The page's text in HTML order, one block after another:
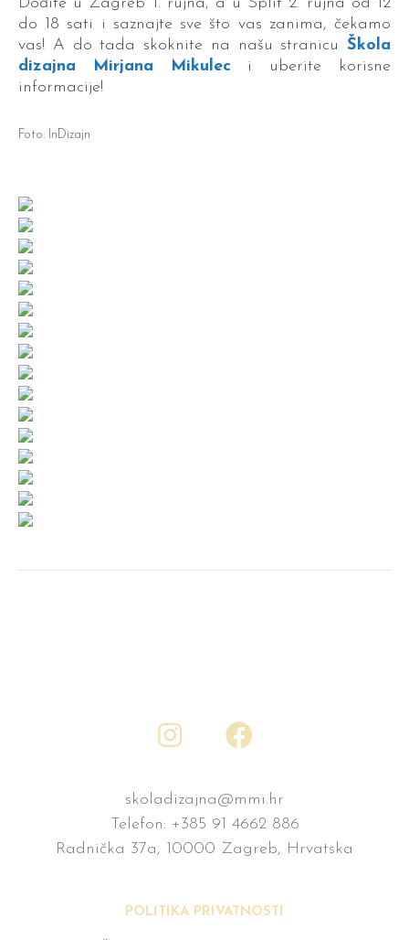
do 18 sati i saznajte sve što vas zanima, čekamo
vas! A do tada skoknite na našu stranicu Škola
dizajna Mirjana Mikulec
i uberite korisne
informacije!
Foto: InDizajn
skoladizajna@mmi.hr
Telefon: +385 91 4662 886
Radnička 37a, 10000 Zagreb, Hrvatska
POLITIKA PRIVATNOSTI